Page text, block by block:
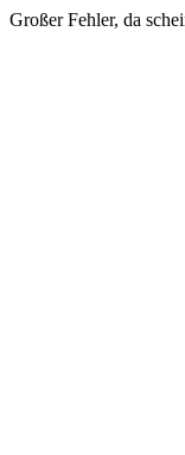
Großer Fehler, da